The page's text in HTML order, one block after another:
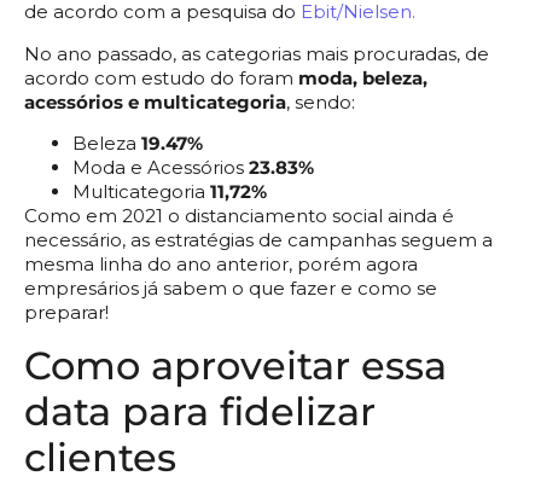
de acordo com a pesquisa do Ebit/Nielsen.
No ano passado, as categorias mais procuradas, de
acordo com estudo do foram moda, beleza,
acessórios e multicategoria, sendo:
Beleza 19.47%
Moda e Acessórios 23.83%
Multicategoria 11,72%
Como em 2021 o distanciamento social ainda é
necessário, as estratégias de campanhas seguem a
mesma linha do ano anterior, porém agora
empresários já sabem o que fazer e como se
preparar!
Como aproveitar essa
data para fidelizar
clientes